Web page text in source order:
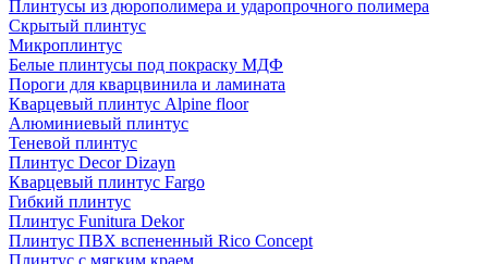
Плинтусы из дюрополимера и ударопрочного полимера
Скрытый плинтус
Микроплинтус
Белые плинтусы под покраску МДФ
Пороги для кварцвинила и ламината
Кварцевый плинтус Alpine floor
Алюминиевый плинтус
Теневой плинтус
Плинтус Decor Dizayn
Кварцевый плинтус Fargo
Гибкий плинтус
Плинтус Funitura Dekor
Плинтус ПВХ вспененный Rico Concept
Плинтус с мягким краем